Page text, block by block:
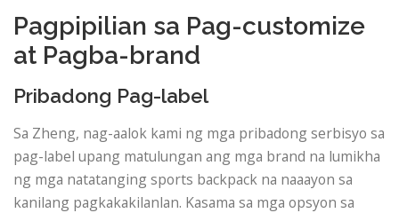
Pagpipilian sa Pag-customize
at Pagba-brand
Pribadong Pag-label
Sa Zheng, nag-aalok kami ng mga pribadong serbisyo sa
pag-label upang matulungan ang mga brand na lumikha
ng mga natatanging sports backpack na naaayon sa
kanilang pagkakakilanlan. Kasama sa mga opsyon sa